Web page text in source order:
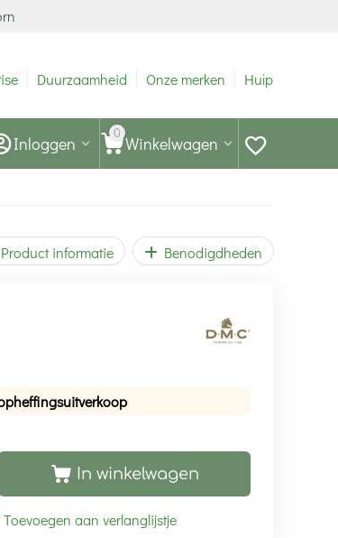
Duurzaamheid Onze merken Hulp
0 Winkelwagen
Inloggen
Product informatie Benodigdheden
In winkelwagen
Toevoegen aan verlanglijstje